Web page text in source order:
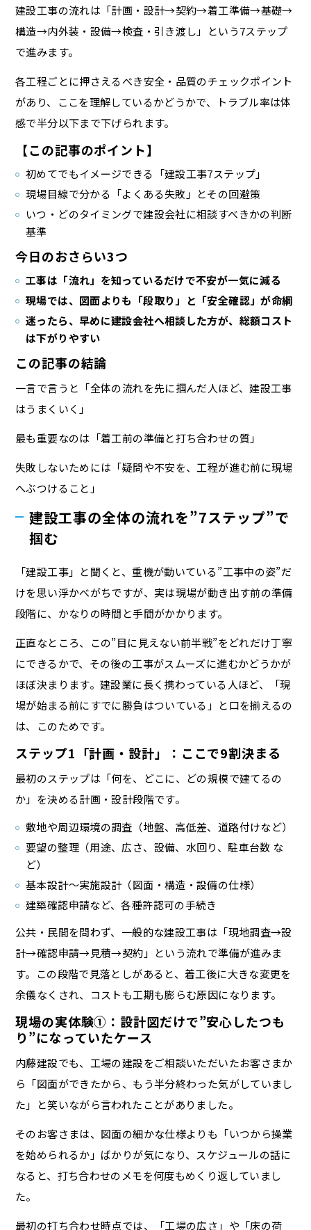
建設工事の流れは「計画・設計→契約→着工準備→基礎→
構造→内外装・設備→検査・引き渡し」という7ステップ
で進みます。
各工程ごとに押さえるべき安全・品質のチェックポイント
があり、ここを理解しているかどうかで、トラブル率は体
感で半分以下まで下げられます。
【この記事のポイント】
初めてでもイメージできる「建設工事7ステップ」
現場目線で分かる「よくある失敗」とその回避策
いつ・どのタイミングで建設会社に相談すべきかの判断
基準
今日のおさらい3つ
工事は「流れ」を知っているだけで不安が一気に減る
現場では、図面よりも「段取り」と「安全確認」が命綱
迷ったら、早めに建設会社へ相談した方が、総額コスト
は下がりやすい
この記事の結論
一言で言うと「全体の流れを先に掴んだ人ほど、建設工事
はうまくいく」
最も重要なのは「着工前の準備と打ち合わせの質」
失敗しないためには「疑問や不安を、工程が進む前に現場
へぶつけること」
建設工事の全体の流れを”7ステップ”で
掴む
「建設工事」と聞くと、重機が動いている”工事中の姿”だ
けを思い浮かべがちですが、実は現場が動き出す前の準備
段階に、かなりの時間と手間がかかります。
正直なところ、この”目に見えない前半戦”をどれだけ丁寧
にできるかで、その後の工事がスムーズに進むかどうかが
ほぼ決まります。建設業に長く携わっている人ほど、「現
場が始まる前にすでに勝負はついている」と口を揃えるの
は、このためです。
ステップ1「計画・設計」：ここで9割決まる
最初のステップは「何を、どこに、どの規模で建てるの
か」を決める計画・設計段階です。
敷地や周辺環境の調査（地盤、高低差、道路付けなど）
要望の整理（用途、広さ、設備、水回り、駐車台数 な
ど）
基本設計〜実施設計（図面・構造・設備の仕様）
建築確認申請など、各種許認可の手続き
公共・民間を問わず、一般的な建設工事は「現地調査→設
計→確認申請→見積→契約」という流れで準備が進みま
す。この段階で見落としがあると、着工後に大きな変更を
余儀なくされ、コストも工期も膨らむ原因になります。
現場の実体験①：設計図だけで”安心したつも
り”になっていたケース
内藤建設でも、工場の建設をご相談いただいたお客さまか
ら「図面ができたから、もう半分終わった気がしていまし
た」と笑いながら言われたことがありました。
そのお客さまは、図面の細かな仕様よりも「いつから操業
を始められるか」ばかりが気になり、スケジュールの話に
なると、打ち合わせのメモを何度もめくり返していまし
た。
最初の打ち合わせ時点では、「工場の広さ」や「床の荷